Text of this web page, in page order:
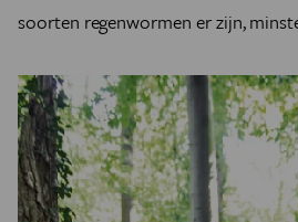
soorten regenwormen er zijn,